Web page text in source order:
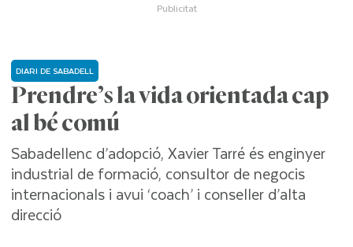
Prendre’s la vida orientada cap
al bé comú
DIARI DE SABADELL
Sabadellenc d’adopció, Xavier Tarré és enginyer
industrial de formació, consultor de negocis
internacionals i avui ‘coach’ i conseller d’alta
direcció